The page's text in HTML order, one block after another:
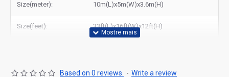
Size(meter): 10m(L)x5m(W)x3.6m(H)
Size(feet): 33ft(L)x16ft(W)x12ft(H)
Based on 0 reviews. - Write a review